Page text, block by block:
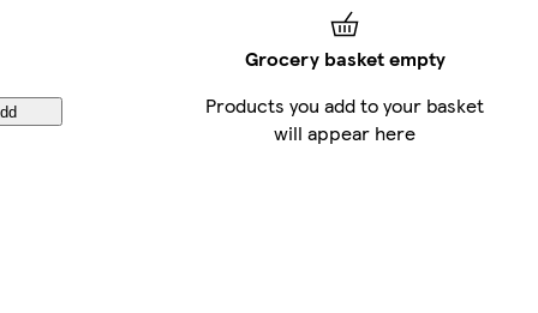
Grocery basket empty
Products you add to your basket
will appear here